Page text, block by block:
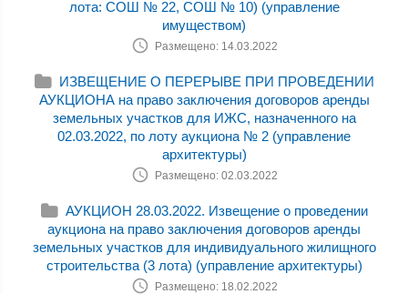
лота: СОШ № 22, СОШ № 10) (управление
имуществом)
Размещено: 14.03.2022
ИЗВЕЩЕНИЕ О ПЕРЕРЫВЕ ПРИ ПРОВЕДЕНИИ
АУКЦИОНА на право заключения договоров аренды
земельных участков для ИЖС, назначенного на
02.03.2022, по лоту аукциона № 2 (управление
архитектуры)
Размещено: 02.03.2022
АУКЦИОН 28.03.2022. Извещение о проведении
аукциона на право заключения договоров аренды
земельных участков для индивидуального жилищного
строительства (3 лота) (управление архитектуры)
Размещено: 18.02.2022